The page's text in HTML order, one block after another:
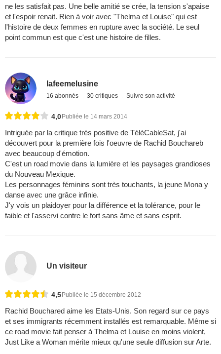
ne les satisfait pas. Une belle amitié se crée, la tension s'apaise
et l'espoir renait. Rien à voir avec "Thelma et Louise" qui est
l'histoire de deux femmes en rupture avec la société. Le seul
point commun est que c'est une histoire de filles.
lafeemelusine
16 abonnés 30 critiques Suivre son activité
4,0Publiée le 14 mars 2014
Intriguée par la critique très positive de TéléCableSat, j'ai
découvert pour la première fois l'oeuvre de Rachid Bouchareb
avec beaucoup d'émotion.
C'est un road movie dans la lumière et les paysages grandioses
du Nouveau Mexique.
Les personnages féminins sont très touchants, la jeune Mona y
danse avec une grâce infinie.
J'y vois un plaidoyer pour la différence et la tolérance, pour le
faible et l'asservi contre le fort sans âme et sans esprit.
Un visiteur
4,5 Publiée le 15 décembre 2012
Rachid Bouchared aime les Etats-Unis. Son regard sur ce pays
et ses immigrants récemment installés est remarquable. Même si
ce road movie fait penser à Thelma et Louise en moins violent,
Just Like a Woman mérite mieux qu'une seule diffusion sur Arte.